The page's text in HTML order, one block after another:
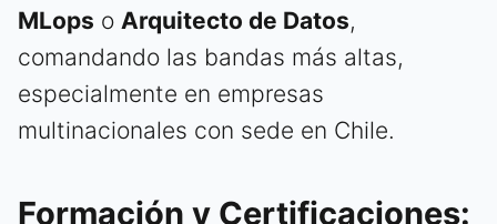
MLops o Arquitecto de Datos,
comandando las bandas más altas,
especialmente en empresas
multinacionales con sede en Chile.
Formación y Certificaciones: